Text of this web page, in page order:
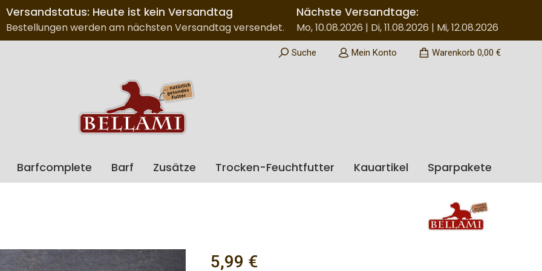
Nächste Versandtage:
Mo, 10.08.2026 | Di, 11.08.2026 | Mi, 12.08.2026
Versandstatus: Heute ist kein Versandtag
Bestellungen werden am nächsten Versandtag versendet.
Suche Mein Konto Warenkorb 0,00 €
Barfcomplete Barf Zusätze Trocken-Feuchtfutter Kauartikel Sparpakete
Regulärer Preis:
5,99 €